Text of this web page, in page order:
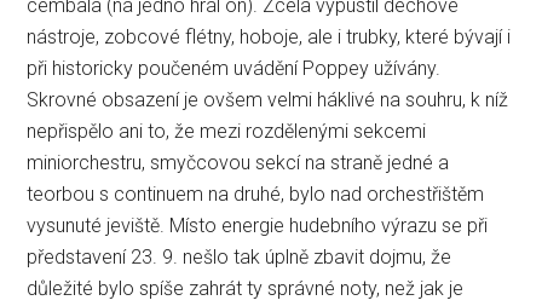
cembala (na jedno hrál on). Zcela vypustil dechové
nástroje, zobcové flétny, hoboje, ale i trubky, které bývají i
při historicky poučeném uvádění Poppey užívány.
Skrovné obsazení je ovšem velmi háklivé na souhru, k níž
nepřispělo ani to, že mezi rozdělenými sekcemi
miniorchestru, smyčcovou sekcí na straně jedné a
teorbou s continuem na druhé, bylo nad orchestřištěm
vysunuté jeviště. Místo energie hudebního výrazu se při
představení 23. 9. nešlo tak úplně zbavit dojmu, že
důležité bylo spíše zahrát ty správné noty, než jak je